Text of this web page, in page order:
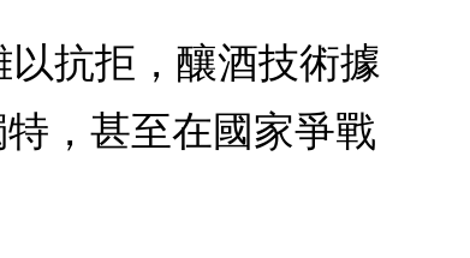
抗拒，釀酒技術據
，甚至在國家爭戰